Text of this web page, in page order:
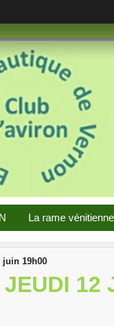
La rame vénitienne
juin 19h00
12